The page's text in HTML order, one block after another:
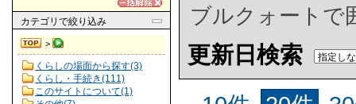
カテゴリ で絞り込み
>
くらしの場面から探す(3)
くらし・手続き(111)
このサイトについて(1)
ブルクォートで
更新日検索